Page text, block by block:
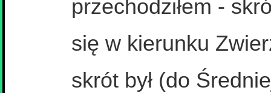
przechodziłem -
się w kierunku
skrót był (do